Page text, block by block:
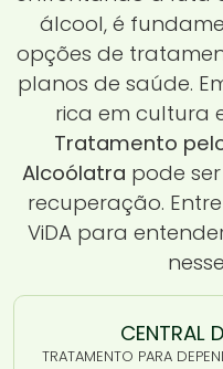
álcool, é
opções de
planos de saúde.
rica em cultura
Tratamento
Alcoólatra pode
recuperação.
ViDA para
CENTRAL
TRATAMENTO PARA